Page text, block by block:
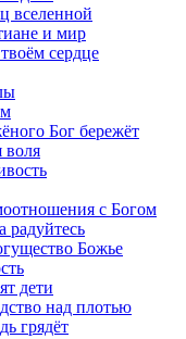
вселенной
и мир
сердце
Бог бережёт
воля
с Богом
радуйтесь
Божье
дети
над плотью
грядёт